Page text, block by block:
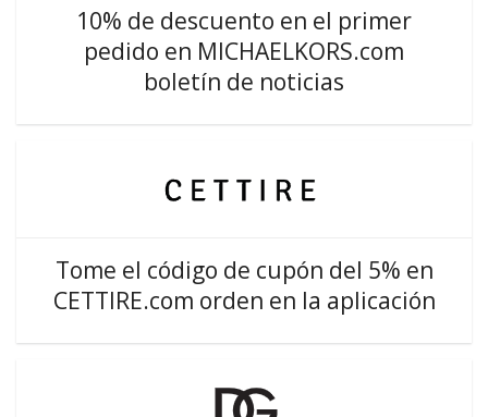
10% de descuento en el primer
pedido en MICHAELKORS.com
boletín de noticias
Tome el código de cupón del 5% en
CETTIRE.com orden en la aplicación